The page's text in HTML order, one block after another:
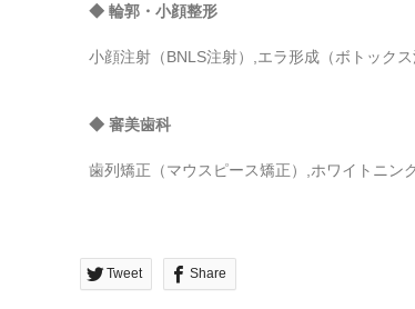
◆ 輪郭・小顔整形
小顔注射（BNLS注射）,エラ形成（ボトック
◆ 審美歯科
歯列矯正（マウスピース矯正）,ホワイトニン
Tweet Share